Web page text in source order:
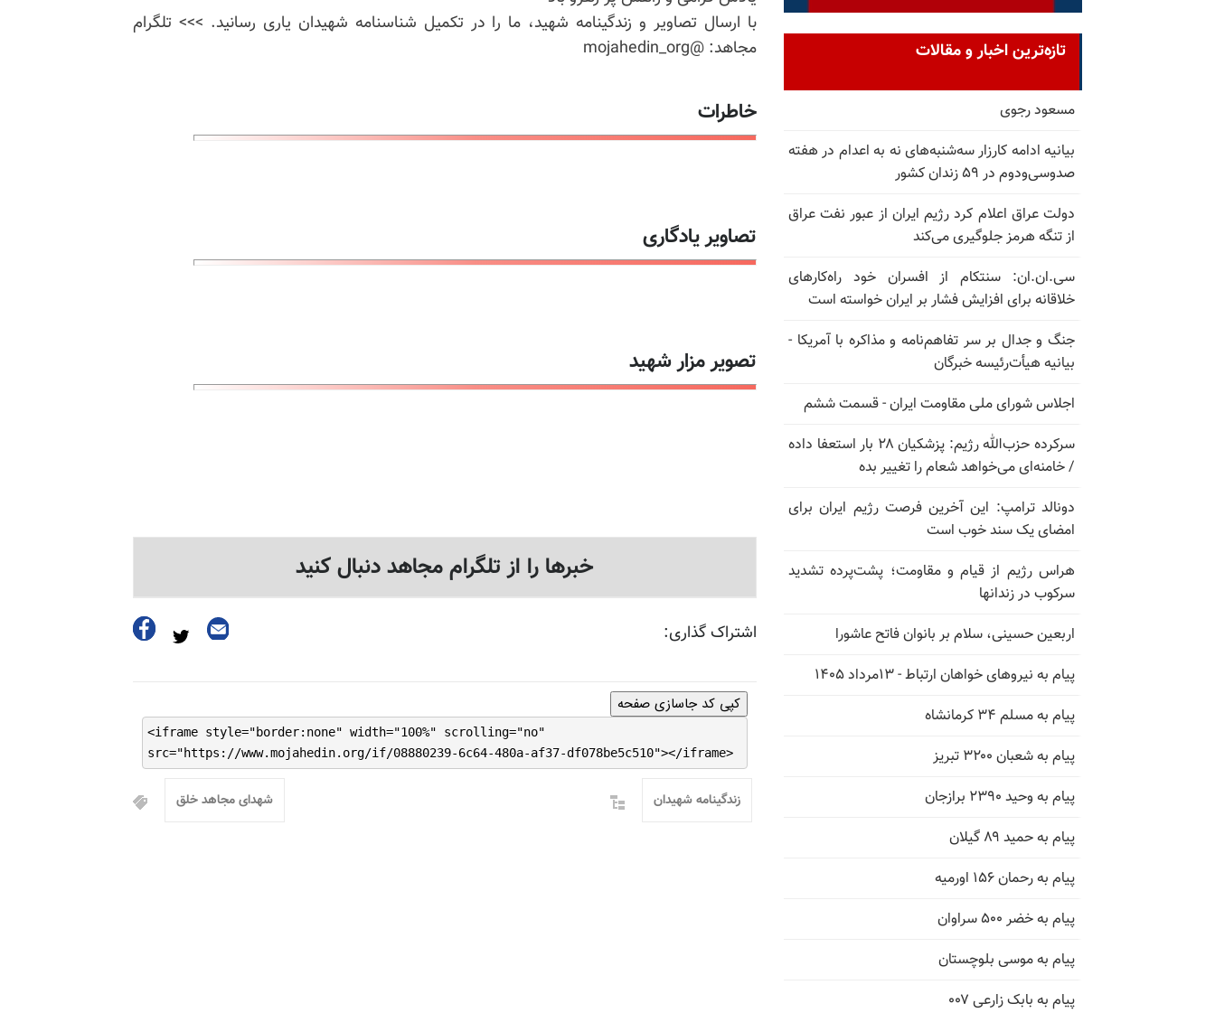
با ارسال تصاویر و زندگینامه شهید، ما را در تکمیل شناسنامه شهیدان یاری رسانید. >>> تلگرام
مجاهد: @mojahedin_org
خاطرات
تصاویر یادگاری
تصویر مزار شهید
خبرها را از تلگرام مجاهد دنبال کنید
اشتراک گذاری:
کپی کد جاسازی صفحه
<iframe style="border:none" width="100%" scrolling="no"
src="https://www.mojahedin.org/if/08880239-6c64-480a-af37-df078be5c510"></iframe>
شهدای مجاهد خلق زندگینامه شهیدان
تازه‌ترین اخبار و مقالات
مسعود رجوی
بیانیه ادامه کارزار سه‌شنبه‌های نه به اعدام در هفته
صدوسی‌و‌دوم در ۵۹ زندان کشور
دولت عراق اعلام کرد رژیم ایران از عبور نفت عراق
از تنگه هرمز جلوگیری می‌کند
سی.ان.ان: سنتکام از افسران خود راه‌کارهای
خلاقانه برای افزایش فشار بر ایران خواسته است
جنگ و جدال بر سر تفاهم‌نامه و مذاکره با آمریکا -
بیانیه هیأت‌رئیسه خبرگان
اجلاس شورای ملی مقاومت ایران - قسمت ششم
سرکرده حزب‌الله رژیم: پزشکیان ۲۸ بار استعفا داده
/ خامنه‌ای می‌خواهد شعام را تغییر بده
دونالد ترامپ: این آخرین فرصت رژیم ایران برای
امضای یک سند خوب است
هراس رژیم از قیام و مقاومت؛ پشت‌پرده تشدید
سرکوب در زندانها
اربعین حسینی، سلام بر بانوان فاتح عاشورا
پیام به نیروهای خواهان ارتباط - ۱۳مرداد ۱۴۰۵
پیام به مسلم ۳۴ کرمانشاه
پیام به شعبان ۳۲۰۰ تبریز
پیام به وحید ۲۳۹۰ برازجان
پیام به حمید ۸۹ گیلان
پیام به رحمان ۱۵۶ اورمیه
پیام به خضر ۵۰۰ سراوان
پیام به موسی بلوچستان
پیام به بابک زارعی ۰۰۷